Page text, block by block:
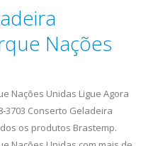
Nações
Nações Unidas Ligue Agora
3703 Conserto Geladeira
os produtos Brastemp.